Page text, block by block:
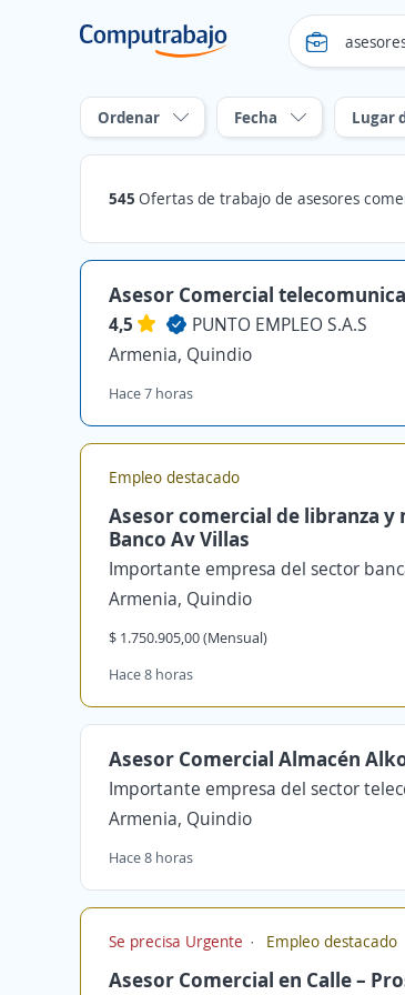
Ordenar Fecha Lugar
545 Ofertas de trabajo de asesores comerciales en
Asesor Comercial
4,5
PUNTO EMPLEO S.A.S
Armenia, Quindio
Hace 7 horas
Empleo destacado
Asesor comercial de libranza
Banco Av Villas
Importante empresa del sector
Armenia, Quindio
$ 1.750.905,00 (Mensual)
Hace 8 horas
Asesor Comercial Almacén
Importante empresa del sector
Armenia, Quindio
Hace 8 horas
Se precisa Urgente Empleo destacado
Asesor Comercial en Calle –